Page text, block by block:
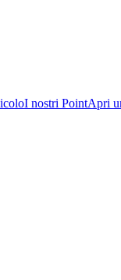
I nostri PointApri